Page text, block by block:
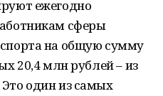
ежегодно
сферы
на общую сумму
20,4 млн рублей – из
один из самых